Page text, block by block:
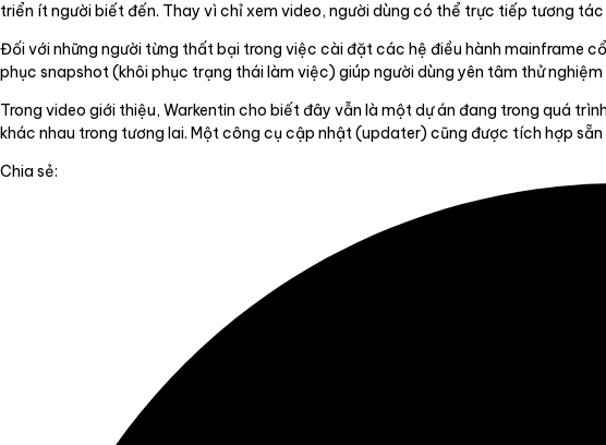
triển ít người biết đến. Thay vì chỉ xem video, người dùng có thể trực tiếp tương
Đối với những người từng thất bại trong việc cài đặt các hệ điều hành mainframe
phục snapshot (khôi phục trạng thái làm việc) giúp người dùng yên tâm thử
Trong video giới thiệu, Warkentin cho biết đây vẫn là một dự án đang trong quá
khác nhau trong tương lai. Một công cụ cập nhật (updater) cũng được tích hợp
Chia sẻ: